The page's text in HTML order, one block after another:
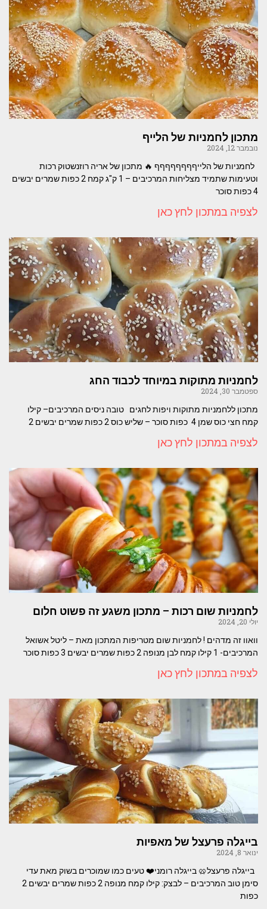
מתכון לחמניות של הלייף
נובמבר 12, 2024
לחמניות של הלייףףףףףףףף 🔥 מתכון של אריה רוזנשטוק רכות
וטעימות שתמיד מצליחות המרכיבים – 1 ק"ג קמח 2 כפות שמרים יבשים
4 כפות סוכר
לצפיה במתכון לחץ כאן
לחמניות מתוקות במיוחד לכבוד החג
ספטמבר 30, 2024
מתכון ללחמניות מתוקות ויפות לחגים טובה ניסים המרכיבים– קילו
קמח חצי כוס שמן 4 כפות סוכר – שליש כוס 2 כפות שמרים יבשים 2
לצפיה במתכון לחץ כאן
לחמניות שום רכות – מתכון משגע זה פשוט חלום
יולי 20, 2024
וואוו זה מדהים ! לחמניות שום מטריפות המתכון מאת – ליטל אשואל
המרכיבים- 1 קילו קמח לבן מנופה 2 כפות שמרים יבשים 3 כפות סוכר
לצפיה במתכון לחץ כאן
בייגלה פרעצל של מאפיות
ינואר 8, 2024
בייגלה פרעצל🥨 בייגלה רומני⁦❤️⁩⁦⁩ טעים כמו שמוכרים בשוק מאת עדי
סימן טוב המרכיבים – לבצק: קילו קמח מנופה 2 כפות שמרים יבשים 2
כפות